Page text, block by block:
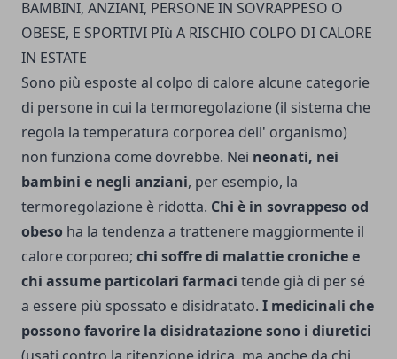
BAMBINI, ANZIANI, PERSONE IN SOVRAPPESO O
OBESE, E SPORTIVI PIù A RISCHIO COLPO DI CALORE
IN ESTATE
Sono più esposte al colpo di calo­re alcune categorie
di persone in cui la termorego­lazione (il sistema che
rego­la la temperatura corporea dell' orga­nismo)
non funziona come dovrebbe. Nei neonati, nei
bambini e negli anziani, per esempio, la
termorego­lazione è ridotta. Chi è in sovrappeso od
obeso ha la tendenza a trattenere mag­giormente il
calore corpo­reo; chi soffre di malattie croniche e
chi assume par­ticolari farmaci tende già di per sé
a essere più spossa­to e disidratato. I medicinali che
possono favorire la di­sidratazione sono i diuretici